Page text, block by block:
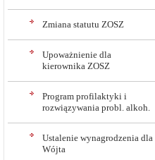
Zmiana statutu ZOSZ
Upoważnienie dla
kierownika ZOSZ
Program profilaktyki i
rozwiązywania probl. alkoh.
Ustalenie wynagrodzenia dla
Wójta